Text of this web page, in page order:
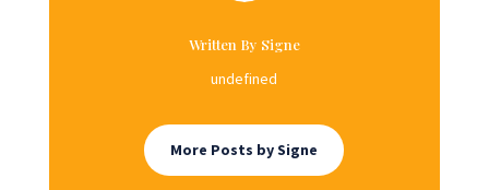
Written By Signe
undefined
More Posts by Signe